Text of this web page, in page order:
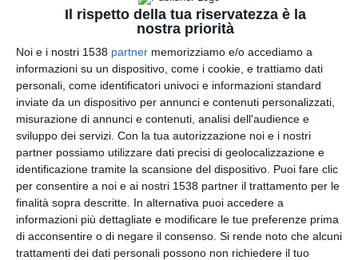
Il rispetto della tua riservatezza è la
nostra priorità
Noi e i nostri 1538 partner memorizziamo e/o accediamo a
informazioni su un dispositivo, come i cookie, e trattiamo dati
personali, come identificatori univoci e informazioni standard
inviate da un dispositivo per annunci e contenuti personalizzati,
misurazione di annunci e contenuti, analisi dell'audience e
sviluppo dei servizi. Con la tua autorizzazione noi e i nostri
partner possiamo utilizzare dati precisi di geolocalizzazione e
identificazione tramite la scansione del dispositivo. Puoi fare clic
per consentire a noi e ai nostri 1538 partner il trattamento per le
finalità sopra descritte. In alternativa puoi accedere a
informazioni più dettagliate e modificare le tue preferenze prima
di acconsentire o di negare il consenso. Si rende noto che alcuni
trattamenti dei dati personali possono non richiedere il tuo